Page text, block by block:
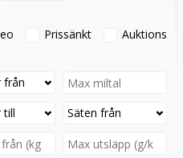
Prissänkt
från
till
Säten från